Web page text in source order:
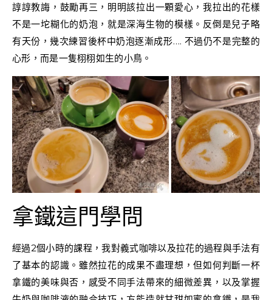
諄諄教誨，鼓勵再三，明明該拉出一顆愛心，我拉出的花樣
不是一坨糊化的奶泡，就是深海生物的模樣。反倒是兒子略
有天份，幾次練習後杯中奶泡逐漸成形…. 不過仍不是完整的
心形，而是一隻栩栩如生的小鳥。
拿鐵這門學問
經過2個小時的課程，我對義式咖啡以及拉花的過程與手法有
了基本的認識。雖然拉花的成果不盡理想，但如何判斷一杯
拿鐵的美味與否，感受不同手法帶來的細微差異，以及掌握